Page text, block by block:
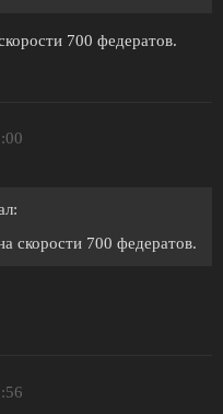
700 федератов.
скорости 700 федератов.